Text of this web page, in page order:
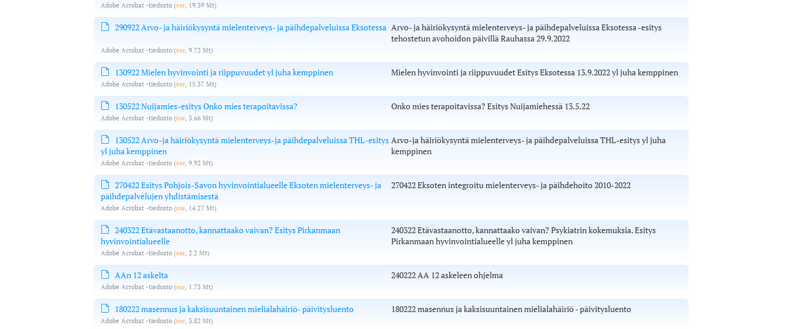
Adobe Acrobat -tiedosto (pdf , 19.39 Mt)
290922 Arvo- ja häiriökysyntä mielenterveys- ja päihdepalveluissa Eksotessa Arvo- ja häiriökysyntä mielenterveys- ja päihdepalveluissa Eksotessa -esitys
tehostetun avohoidon päivillä Rauhassa 29.9.2022
Adobe Acrobat -tiedosto (pdf , 9.72 Mt)
130922 Mielen hyvinvointi ja riippuvuudet yl juha kemppinen Mielen hyvinvointi ja riippuvuudet Esitys Eksotessa 13.9.2022 yl juha kemppinen
Adobe Acrobat -tiedosto (pdf , 15.37 Mt)
130522 Nuijamies-esitys Onko mies terapoitavissa? Onko mies terapoitavissa? Esitys Nuijamiehessä 13.5.22
Adobe Acrobat -tiedosto (pdf , 3.66 Mt)
130522 Arvo-ja häiriökysyntä mielenterveys-ja päihdepalveluissa THL-esitys
yl juha kemppinen
Arvo-ja häiriökysyntä mielenterveys- ja päihdepalveluissa THL-esitys yl juha
kemppinen
Adobe Acrobat -tiedosto (pdf , 9.92 Mt)
270422 Esitys Pohjois-Savon hyvinvointialueelle Eksoten mielenterveys- ja
päihdepalvelujen yhdistämisestä
270422 Eksoten integroitu mielenterveys- ja päihdehoito 2010-2022
Adobe Acrobat -tiedosto (pdf , 14.27 Mt)
240322 Etävastaanotto, kannattaako vaivan? Esitys Pirkanmaan
hyvinvointialueelle
240322 Etävastaanotto, kannattaako vaivan? Psykiatrin kokemuksia. Esitys
Pirkanmaan hyvinvointialueelle yl juha kemppinen
Adobe Acrobat -tiedosto (pdf , 2.2 Mt)
AAn 12 askelta 240222 AA 12 askeleen ohjelma
Adobe Acrobat -tiedosto (pdf , 1.73 Mt)
180222 masennus ja kaksisuuntainen mielialahäiriö- päivitysluento 180222 masennus ja kaksisuuntainen mielialahäiriö - päivitysluento
Adobe Acrobat -tiedosto (pdf , 3.82 Mt)